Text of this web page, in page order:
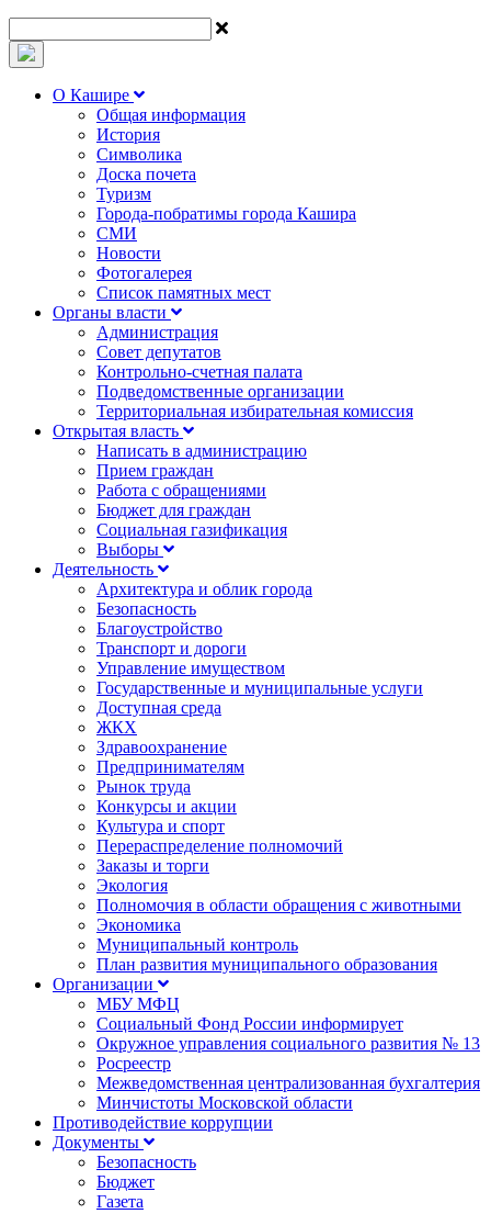
О Кашире
Общая информация
История
Символика
Доска почета
Туризм
Города-побратимы города Кашира
СМИ
Новости
Фотогалерея
Список памятных мест
Органы власти
Администрация
Совет депутатов
Контрольно-счетная палата
Подведомственные организации
Территориальная избирательная комиссия
Открытая власть
Написать в администрацию
Прием граждан
Работа с обращениями
Бюджет для граждан
Социальная газификация
Выборы
Деятельность
Архитектура и облик города
Безопасность
Благоустройство
Транспорт и дороги
Управление имуществом
Государственные и муниципальные услуги
Доступная среда
ЖКХ
Здравоохранение
Предпринимателям
Рынок труда
Конкурсы и акции
Культура и спорт
Перераспределение полномочий
Заказы и торги
Экология
Полномочия в области обращения с животными
Экономика
Муниципальный контроль
План развития муниципального образования
Организации
МБУ МФЦ
Социальный Фонд России информирует
Окружное управления социального развития № 13
Росреестр
Межведомственная централизованная бухгалтерия
Минчистоты Московской области
Противодействие коррупции
Документы
Безопасность
Бюджет
Газета